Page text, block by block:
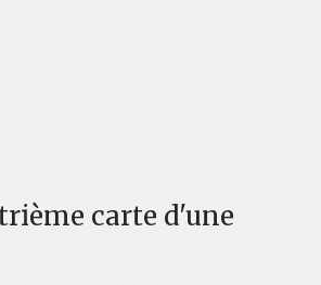
carte d'une